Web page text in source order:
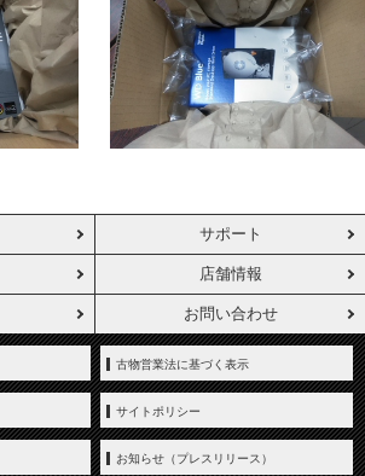
サポート
店舗情報
お問い合わせ
古物営業法に基づく表示
サイトポリシー
お知らせ（プレスリリース）